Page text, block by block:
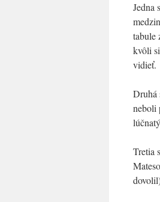
Jedna
tabule
kvôli
vidieť.
Druhá
neboli
Tretia